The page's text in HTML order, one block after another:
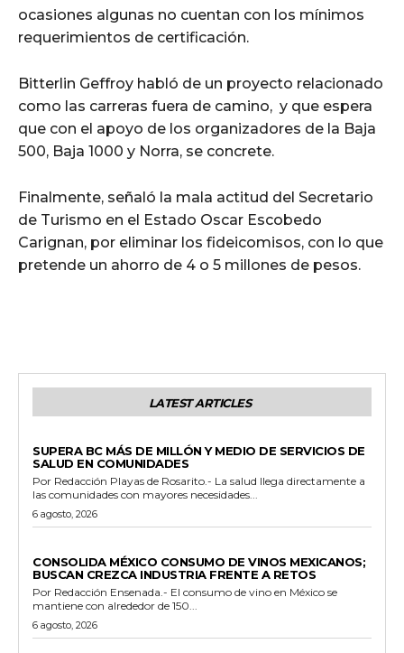
ocasiones algunas no cuentan con los mínimos
requerimientos de certificación.
Bitterlin Geffroy habló de un proyecto relacionado
como las carreras fuera de camino, y que espera
que con el apoyo de los organizadores de la Baja
500, Baja 1000 y Norra, se concrete.
Finalmente, señaló la mala actitud del Secretario
de Turismo en el Estado Oscar Escobedo
Carignan, por eliminar los fideicomisos, con lo que
pretende un ahorro de 4 o 5 millones de pesos.
LATEST ARTICLES
SUPERA BC MÁS DE MILLÓN Y MEDIO DE SERVICIOS DE
SALUD EN COMUNIDADES
Por Redacción Playas de Rosarito.- La salud llega directamente a
las comunidades con mayores necesidades...
6 agosto, 2026
CONSOLIDA MÉXICO CONSUMO DE VINOS MEXICANOS;
BUSCAN CREZCA INDUSTRIA FRENTE A RETOS
Por Redacción Ensenada.- El consumo de vino en México se
mantiene con alrededor de 150...
6 agosto, 2026